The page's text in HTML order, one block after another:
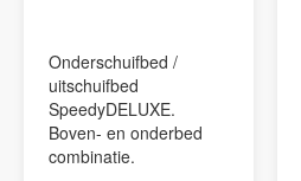
Onderschuifbed /
uitschuifbed
SpeedyDELUXE.
Boven- en onderbed
combinatie.